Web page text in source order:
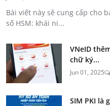
Bài viết này sẽ cung cấp cho
số HSM: khái ni...
VNeID
chữ ký...
Jun 01, 2025
SIM PKI là